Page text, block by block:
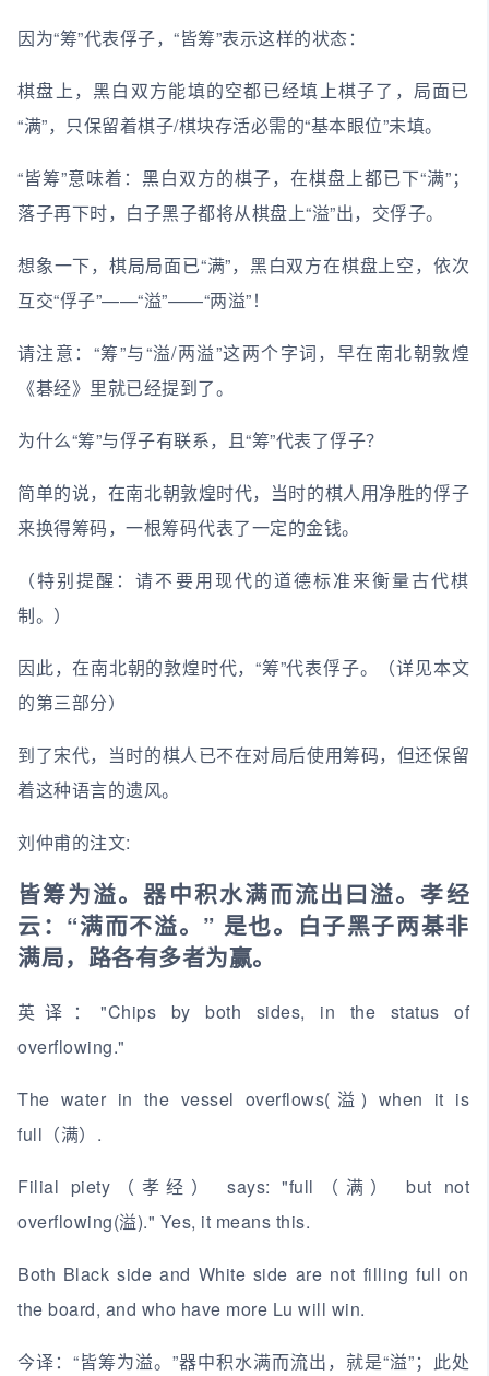
因为“筹”代表俘子，“皆筹”表示这样的状态：
棋盘上，黑白双方能填的空都已经填上棋子了，局面已
“满”，只保留着棋子/棋块存活必需的“基本眼位”未填。
“皆筹”意味着：黑白双方的棋子，在棋盘上都已下“满”；
落子再下时，白子黑子都将从棋盘上“溢”出，交俘子。
想象一下，棋局局面已“满”，黑白双方在棋盘上空，依次
互交“俘子”——“溢”——“两溢”！
请注意：“筹”与“溢/两溢”这两个字词，早在南北朝敦煌
《碁经》里就已经提到了。
为什么“筹”与俘子有联系，且“筹”代表了俘子？
简单的说，在南北朝敦煌时代，当时的棋人用净胜的俘子
来换得筹码，一根筹码代表了一定的金钱。
（特别提醒：请不要用现代的道德标准来衡量古代棋
制。）
因此，在南北朝的敦煌时代，“筹”代表俘子。（详见本文
的第三部分）
到了宋代，当时的棋人已不在对局后使用筹码，但还保留
着这种语言的遗风。
刘仲甫的注文:
皆筹为溢。器中积水满而流出曰溢。孝经
云：“满而不溢。” 是也。白子黑子两棊非
满局，路各有多者为赢。
英译："Chips by both sides, in the status of
overflowing."
The water in the vessel overflows(溢) when it is
full（满）.
Filial piety（孝经） says: "full（满） but not
overflowing(溢)." Yes, it means this.
Both Black side and White side are not filling full on
the board, and who have more Lu will win.
今译：“皆筹为溢。”器中积水满而流出，就是“溢”；此处